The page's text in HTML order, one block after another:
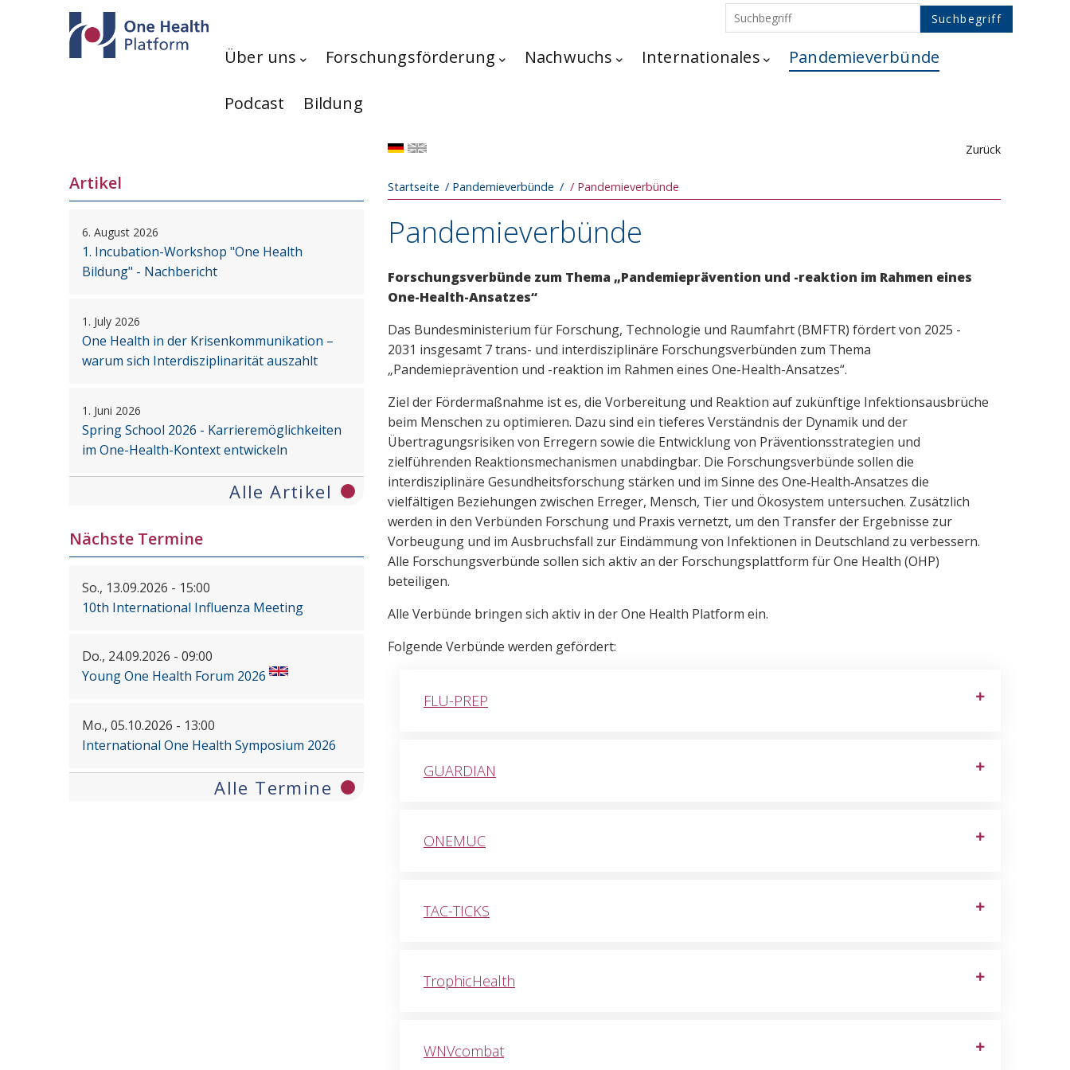
Direkt zum Inhalt
Über uns Forschungsförderung Nachwuchs Internationales Pandemieverbünde
Podcast Bildung
Zurück
Pfadnavigation
Startseite Pandemieverbünde Pandemieverbünde
Pandemieverbünde
Forschungsverbünde zum Thema „Pandemieprävention und -reaktion im Rahmen eines
One-Health-Ansatzes“
Das Bundesministerium für Forschung, Technologie und Raumfahrt (BMFTR) fördert von 2025 -
2031 insgesamt 7 trans- und interdisziplinäre Forschungsverbünden zum Thema
„Pandemieprävention und -reaktion im Rahmen eines One-Health-Ansatzes“.
Ziel der Fördermaßnahme ist es, die Vorbereitung und Reaktion auf zukünftige Infektionsausbrüche
beim Menschen zu optimieren. Dazu sind ein tieferes Verständnis der Dynamik und der
Übertragungsrisiken von Erregern sowie die Entwicklung von Präventionsstrategien und
zielführenden Reaktionsmechanismen unabdingbar. Die Forschungsverbünde sollen die
interdisziplinäre Gesundheitsforschung stärken und im Sinne des One‑Health‑Ansatzes die
vielfältigen Beziehungen zwischen Erreger, Mensch, Tier und Ökosystem untersuchen. Zusätzlich
werden in den Verbünden Forschung und Praxis vernetzt, um den Transfer der Ergebnisse zur
Vorbeugung und im Ausbruchsfall zur Eindämmung von Infektionen in Deutschland zu verbessern.
Alle Forschungsverbünde sollen sich aktiv an der Forschungsplattform für One Health (OHP)
beteiligen.
Alle Verbünde bringen sich aktiv in der One Health Platform ein.
Folgende Verbünde werden gefördert:
FLU-PREP
GUARDIAN
ONEMUC
TAC-TICKS
TrophicHealth
WNVcombat
Artikel
6. August 2026
1. Incubation-Workshop "One Health
Bildung" - Nachbericht
1. July 2026
One Health in der Krisenkommunikation –
warum sich Interdisziplinarität auszahlt
1. Juni 2026
Spring School 2026 - Karrieremöglichkeiten
im One-Health-Kontext entwickeln
Alle Artikel
Nächste Termine
So., 13.09.2026 - 15:00
10th International Influenza Meeting
Do., 24.09.2026 - 09:00
Young One Health Forum 2026
Mo., 05.10.2026 - 13:00
International One Health Symposium 2026
Alle Termine